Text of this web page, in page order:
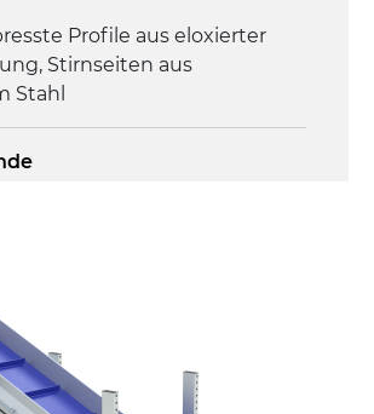
Motor-
Profile aus eloxierter
Stirnseiten aus
Stahl
Elemente aus verzinktem
aus verzinktem Metallrohr,